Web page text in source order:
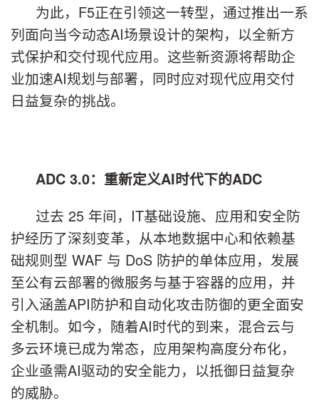
为此，F5正在引领这一转型，通过推出一系
列面向当今动态AI场景设计的架构，以全新方
式保护和交付现代应用。这些新资源将帮助企
业加速AI规划与部署，同时应对现代应用交付
日益复杂的挑战。
ADC 3.0：重新定义AI时代下的ADC
过去 25 年间，IT基础设施、应用和安全防
护经历了深刻变革，从本地数据中心和依赖基
础规则型 WAF 与 DoS 防护的单体应用，发展
至公有云部署的微服务与基于容器的应用，并
引入涵盖API防护和自动化攻击防御的更全面安
全机制。如今，随着AI时代的到来，混合云与
多云环境已成为常态，应用架构高度分布化，
企业亟需AI驱动的安全能力，以抵御日益复杂
的威胁。